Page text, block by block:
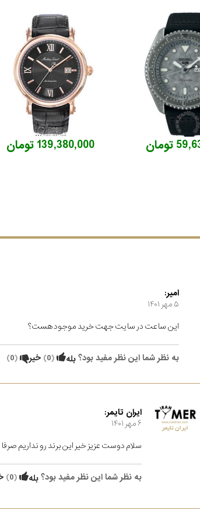
139,380,000 تومان تومان
امیر:
۵ مهر ۱۴۰۱
این ساعت در سایت جهت خرید موجود هست؟
به نظر شما این نظر مفید بود؟بله (
0
) خیر (
0
)
ایران تایمر:
۶ مهر ۱۴۰۱
سلام دوست عزیز خیر این برند رو نداریم
به نظر شما این نظر مفید بود؟بله (
0
)